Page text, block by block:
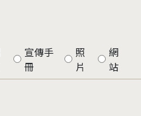
宣傳手
冊
照
片
網
站